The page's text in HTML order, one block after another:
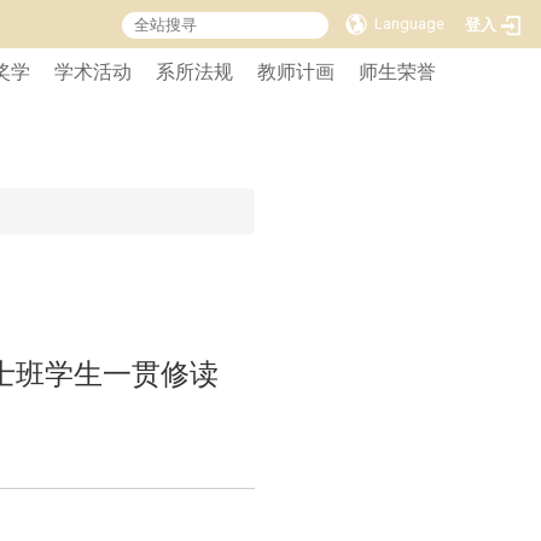
Language 登入
学 学术活动 系所法规 教师计画 师生荣誉
班学生一贯修读